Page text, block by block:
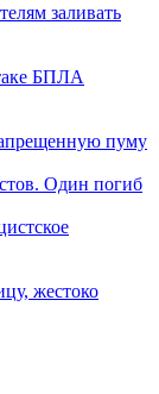
заливать
БПЛА
пуму
Один погиб
жестоко